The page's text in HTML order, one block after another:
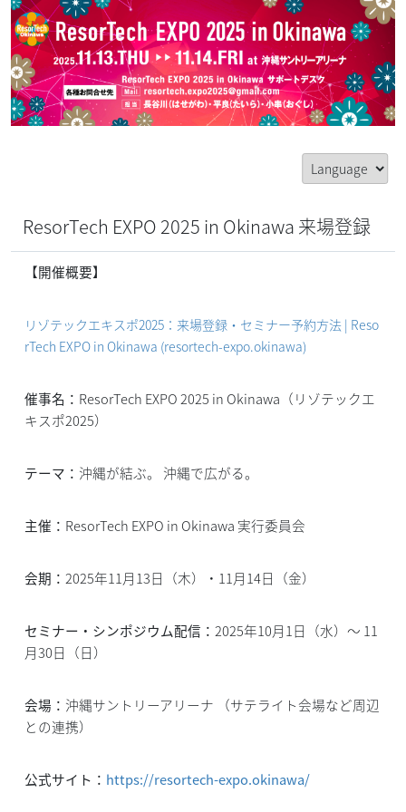
ResorTech EXPO 2025 in Okinawa 来場登録
【開催概要】
リゾテックエキスポ2025：来場登録・セミナー予約方法 | Reso
rTech EXPO in Okinawa (resortech-expo.okinawa)
催事名： ResorTech EXPO 2025 in Okinawa（リゾテックエ
キスポ2025）
テーマ： 沖縄が結ぶ。 沖縄で広がる。
主催： ResorTech EXPO in Okinawa 実行委員会
会期： 2025年11月13日（木）・11月14日（金）
セミナー・シンポジウム配信： 2025年10月1日（水）～ 11
月30日（日）
会場： 沖縄サントリーアリーナ （サテライト会場など周辺
との連携）
公式サイト： https://resortech-expo.okinawa/